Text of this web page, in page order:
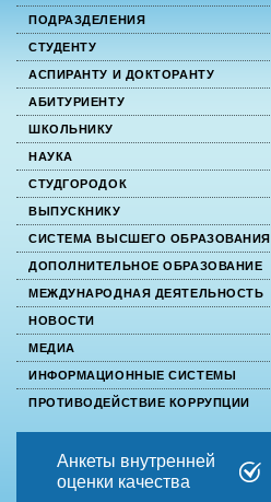
ПОДРАЗДЕЛЕНИЯ
СТУДЕНТУ
АСПИРАНТУ И ДОКТОРАНТУ
АБИТУРИЕНТУ
ШКОЛЬНИКУ
НАУКА
СТУДГОРОДОК
ВЫПУСКНИКУ
СИСТЕМА ВЫСШЕГО ОБРАЗОВАНИЯ
ДОПОЛНИТЕЛЬНОЕ ОБРАЗОВАНИЕ
МЕЖДУНАРОДНАЯ ДЕЯТЕЛЬНОСТЬ
НОВОСТИ
МЕДИА
ИНФОРМАЦИОННЫЕ СИСТЕМЫ
ПРОТИВОДЕЙСТВИЕ КОРРУПЦИИ
Анкеты внутренней
оценки качества